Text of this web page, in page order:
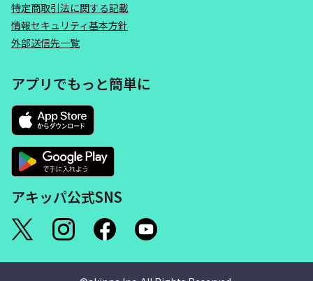
特定商取引法に関する記載
情報セキュリティ基本方針
外部送信先一覧
アプリでもっと簡単に
アキッパ公式SNS